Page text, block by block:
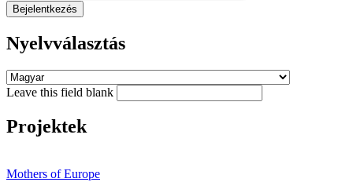
Nyelvválasztás
Leave this field blank
Projektek
Mothers of Europe